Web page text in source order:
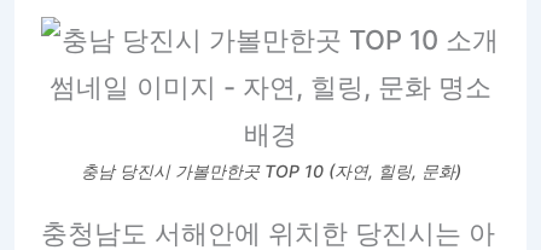
충남 당진시 가볼만한곳 TOP 10 (자연, 힐링, 문화)
충청남도 서해안에 위치한 당진시는 아